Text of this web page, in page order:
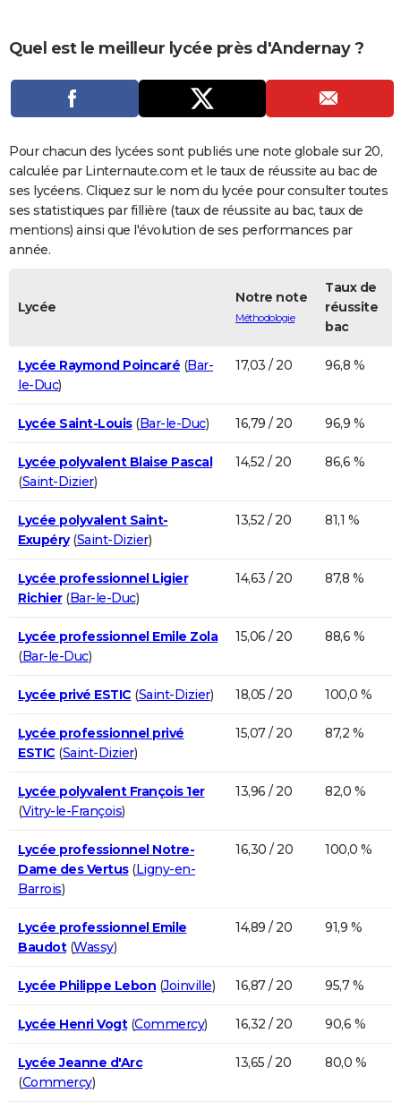
Dictionnaire
Biographies
Expressions
Proverbes
PROGRAMME TV
COPAINS D'AVANT
S'inscrire
Se connecter
Lycées
Collèges
Primaires
Universités
Entreprises
Service militaire
Avis de recherche
AVIS DE DÉCÈS
FORUM
Bricolage
Lifestyle
Culture
Sport
Auto
Television
Voyage
Cinema
Quel est le meilleur lycée près d'Andernay ?
Pour chacun des lycées sont publiés une note globale sur 20,
calculée par Linternaute.com et le taux de réussite au bac de
ses lycéens. Cliquez sur le nom du lycée pour consulter toutes
ses statistiques par fillière (taux de réussite au bac, taux de
mentions) ainsi que l'évolution de ses performances par
année.
Lycée
Notre note
Méthodologie
Taux de
réussite
bac
Lycée Raymond Poincaré (Bar-
le-Duc)
17,03 / 20 96,8 %
Lycée Saint-Louis(Bar-le-Duc) 16,79 / 20 96,9 %
Lycée polyvalent Blaise Pascal
(Saint-Dizier)
14,52 / 20 86,6 %
Lycée polyvalent Saint-
Exupéry(Saint-Dizier)
13,52 / 20 81,1 %
Lycée professionnel Ligier
Richier(Bar-le-Duc)
14,63 / 20 87,8 %
Lycée professionnel Emile Zola
(Bar-le-Duc)
15,06 / 20 88,6 %
Lycée privé ESTIC (Saint-Dizier) 18,05 / 20 100,0 %
Lycée professionnel privé
ESTIC (Saint-Dizier)
15,07 / 20 87,2 %
Lycée polyvalent François 1er
(Vitry-le-François)
13,96 / 20 82,0 %
Lycée professionnel Notre-
Dame des Vertus(Ligny-en-
Barrois)
16,30 / 20 100,0 %
Lycée professionnel Emile
Baudot(Wassy)
14,89 / 20 91,9 %
Lycée Philippe Lebon (Joinville) 16,87 / 20 95,7 %
Lycée Henri Vogt(Commercy) 16,32 / 20 90,6 %
Lycée Jeanne d'Arc
(Commercy)
13,65 / 20 80,0 %